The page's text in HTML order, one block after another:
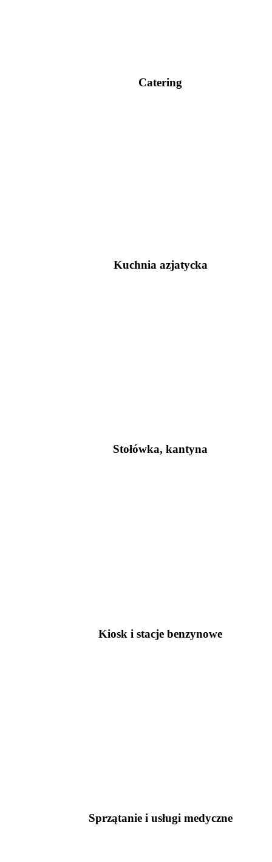
Catering
Kuchnia azjatycka
Stołówka, kantyna
Kiosk i stacje benzynowe
Sprzątanie i usługi medyczne